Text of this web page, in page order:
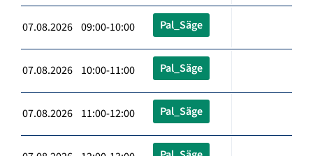
07.08.2026 09:00-10:00 Pal_Säge
07.08.2026 10:00-11:00 Pal_Säge
07.08.2026 11:00-12:00 Pal_Säge